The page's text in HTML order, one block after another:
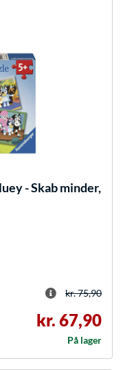
- Skab minder,
kr. 75,90
kr. 67,90
På lager